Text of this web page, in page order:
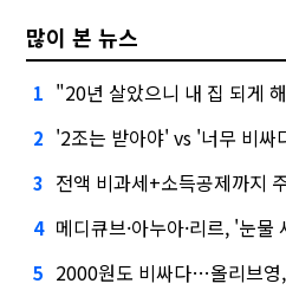
많이 본 뉴스
1 "20년 살았으니 내 집 되게
2 '2조는 받아야' vs '너무 비
3 전액 비과세+소득공제까지
4 메디큐브·아누아·리르, '눈
5 2000원도 비싸다…올리브영, 다